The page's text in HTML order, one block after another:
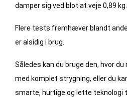
damper sig ved blot at veje 0,89 kg.
Flere tests fremhæver blandt
er alsidig i brug.
Således kan du bruge den, hvor
med komplet strygning, eller du
smarte, hurtige og lette teknologi